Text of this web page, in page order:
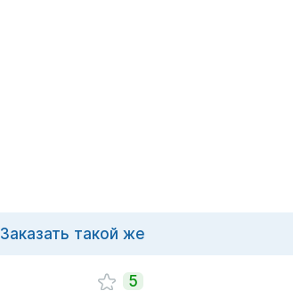
5
Заказать такой же